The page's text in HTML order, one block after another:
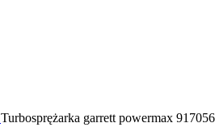
Turbosprężarka garrett powermax